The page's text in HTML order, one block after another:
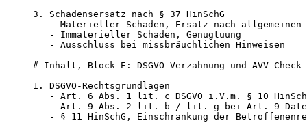
3. Schadensersatz nach § 37 HinSchG
- Materieller Schaden, Ersatz nach allgemeinen
   - Immaterieller Schaden, Genugtuung
   - Ausschluss bei missbräuchlichen Hinweisen
# Inhalt, Block E: DSGVO-Verzahnung und AVV-Check
1. DSGVO-Rechtsgrundlagen
- Art. 6 Abs. 1 lit. c DSGVO i.V.m. § 10
- Art. 9 Abs. 2 lit. b / lit. g bei Art.-9-
- § 11 HinSchG, Einschränkung der